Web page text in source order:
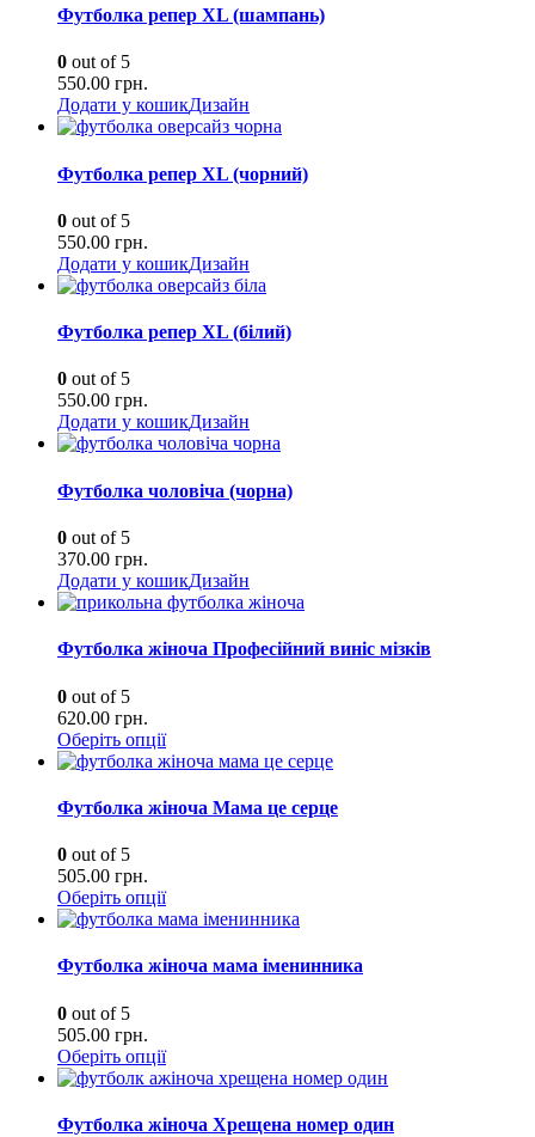
Футболка репер XL (шампань)
0 out of 5
550.00 грн.
Додати у кошикДизайн
Футболка репер XL (чорний)
0 out of 5
550.00 грн.
Додати у кошикДизайн
Футболка репер XL (білий)
0 out of 5
550.00 грн.
Додати у кошикДизайн
Футболка чоловіча (чорна)
0 out of 5
370.00 грн.
Додати у кошикДизайн
Футболка жіноча Професійний виніс мізків
0 out of 5
620.00 грн.
Оберіть опції
Футболка жіноча Мама це серце
0 out of 5
505.00 грн.
Оберіть опції
Футболка жіноча мама іменинника
0 out of 5
505.00 грн.
Оберіть опції
Футболка жіноча Хрещена номер один